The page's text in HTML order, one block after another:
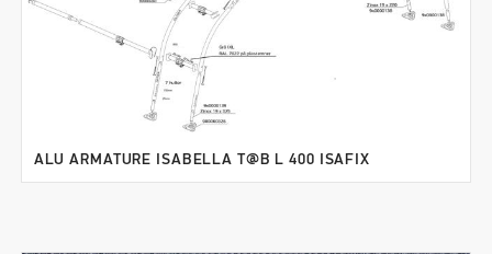
ALU ARMATURE ISABELLA T@B L 400 ISAFIX